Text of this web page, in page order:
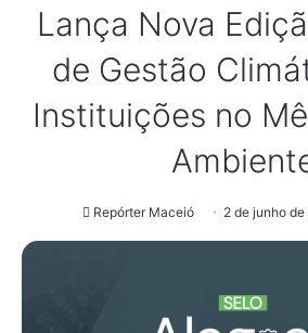
Lança Nova
de Gestão
Instituições no
Repórter Maceió 2 de junho